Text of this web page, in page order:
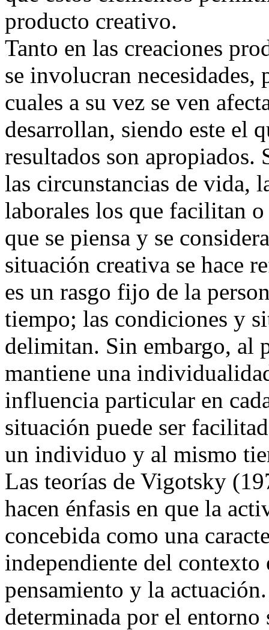
producto creativo.
Tanto en las creaciones
se involucran necesidades,
cuales a su vez se ven
desarrollan, siendo este el
resultados son
las circunstancias de vida,
laborales los que facilitan
que se piensa y se
situación creativa se hace
es un rasgo fijo de la
tiempo; las condiciones y
delimitan. Sin embargo, al
mantiene una
influencia particular en
situación puede ser
un individuo y al mismo
Las teorías de Vigotsky
hacen énfasis en que la
concebida como una
independiente del contexto
pensamiento y la
determinada por el